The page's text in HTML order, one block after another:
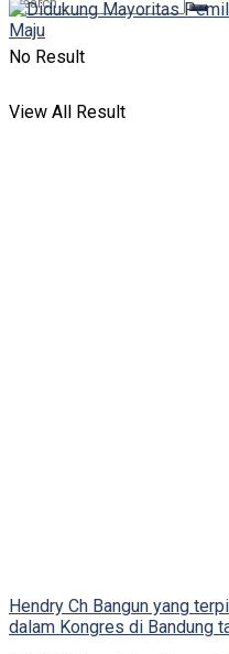
No Result
View All Result
Hendry Ch Bangun yang
dalam Kongres di Bandung